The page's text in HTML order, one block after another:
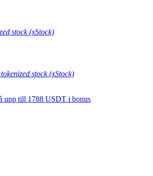
stock (xStock)
stock (xStock)
upp till 1788 USDT i bonus